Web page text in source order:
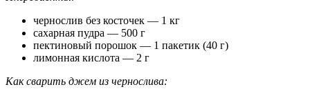
чернослив без косточек — 1 кг
сахарная пудра — 500 г
пектиновый порошок — 1 пакетик (40 г)
лимонная кислота — 2 г
Как сварить джем из чернослива: